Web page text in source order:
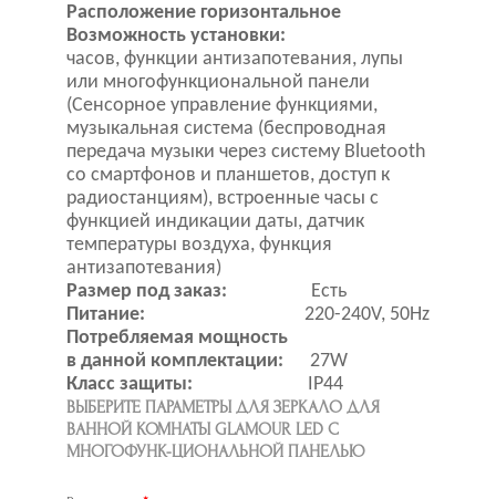
Расположение горизонтальное
Возможность установки:
часов, функции антизапотевания, лупы
или многофункциональной панели
(Сенсорное управление функциями,
музыкальная система (беспроводная
передача музыки через систему Bluetooth
со смартфонов и планшетов, доступ к
радиостанциям), встроенные часы с
функцией индикации даты, датчик
температуры воздуха, функция
антизапотевания)
Размер под заказ:
Есть
Питание: 220-240V, 50Hz
Потребляемая мощность
в данной комплектации: 27W
Класс защиты:
IP44
ВЫБЕРИТЕ ПАРАМЕТРЫ ДЛЯ ЗЕРКАЛО ДЛЯ
ВАННОЙ КОМНАТЫ GLAMOUR LED С
МНОГОФУНК-ЦИОНАЛЬНОЙ ПАНЕЛЬЮ